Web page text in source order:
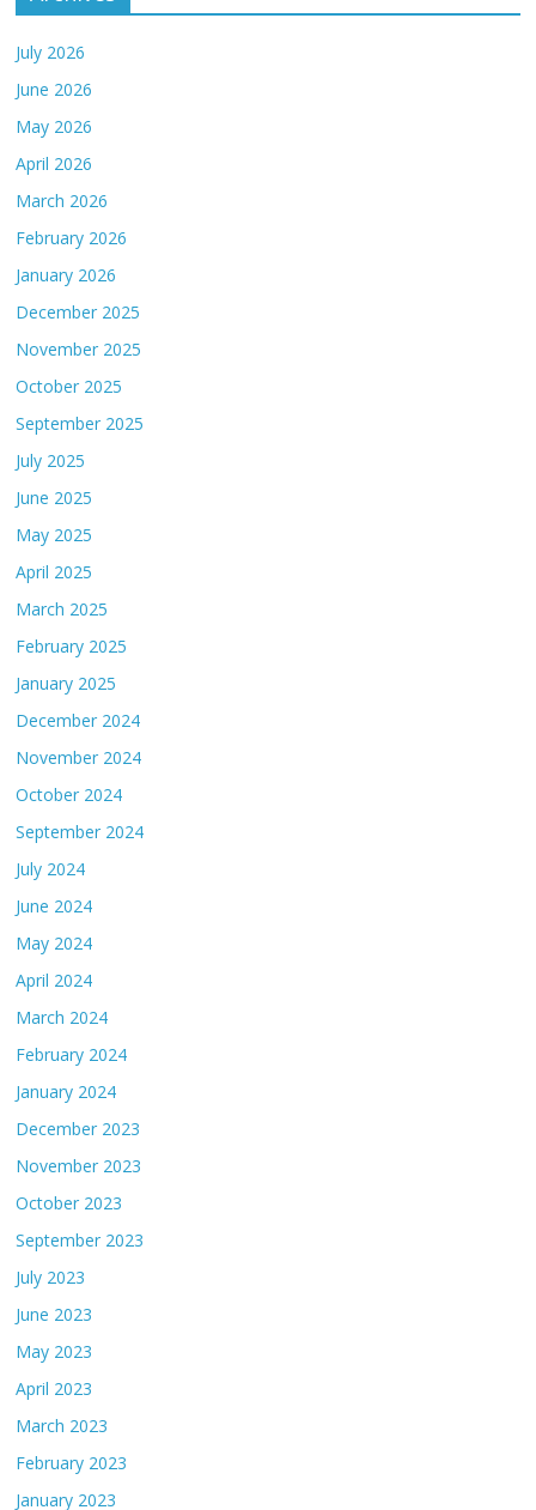
July 2026
June 2026
May 2026
April 2026
March 2026
February 2026
January 2026
December 2025
November 2025
October 2025
September 2025
July 2025
June 2025
May 2025
April 2025
March 2025
February 2025
January 2025
December 2024
November 2024
October 2024
September 2024
July 2024
June 2024
May 2024
April 2024
March 2024
February 2024
January 2024
December 2023
November 2023
October 2023
September 2023
July 2023
June 2023
May 2023
April 2023
March 2023
February 2023
January 2023